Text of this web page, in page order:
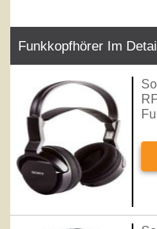
Funkkopfhörer Im Detail